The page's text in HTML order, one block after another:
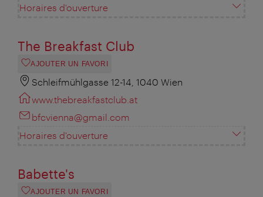
Horaires d'ouverture
The Breakfast Club
AJOUTER UN FAVORI
Schleifmühlgasse 12-14, 1040 Wien
www.thebreakfastclub.at
bfcvienna@gmail.com
Horaires d'ouverture
Babette's
AJOUTER UN FAVORI